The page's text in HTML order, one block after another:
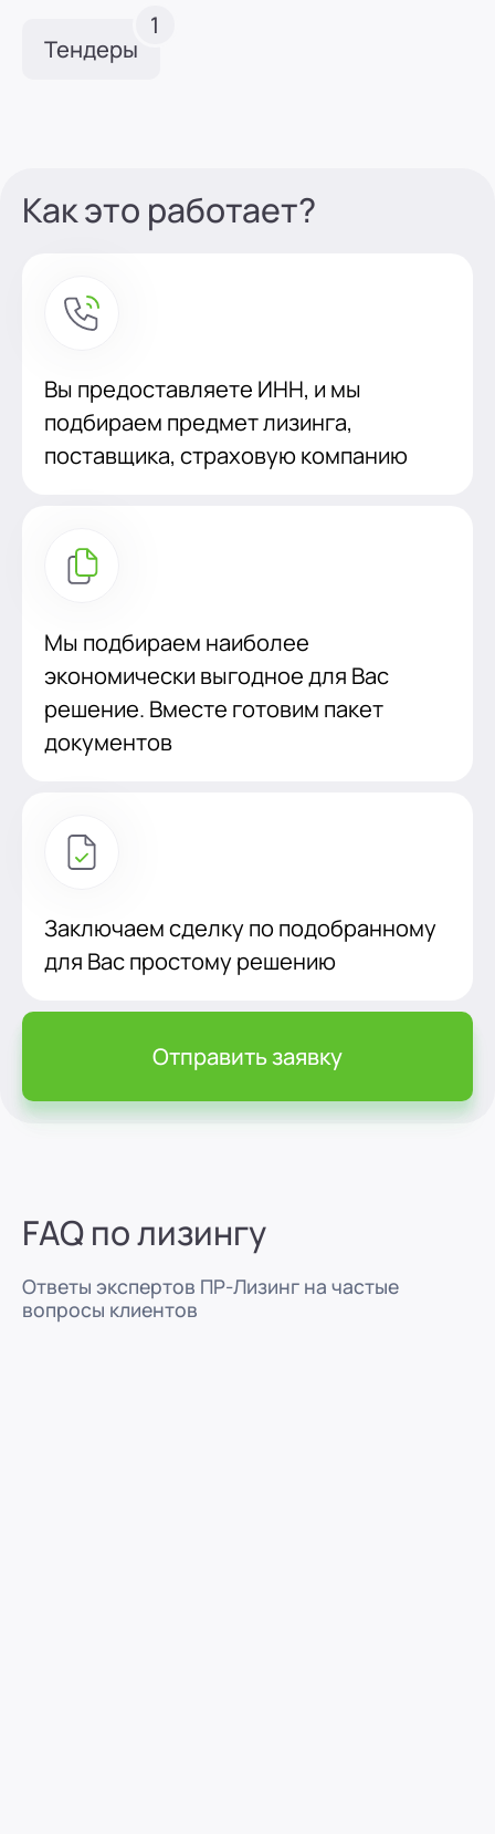
Тендеры
1
Как это работает?
Вы предоставляете ИНН, и мы
подбираем предмет лизинга,
поставщика, страховую компанию
Мы подбираем наиболее
экономически выгодное для Вас
решение. Вместе готовим пакет
документов
Заключаем сделку по подобранному
для Вас простому решению
Отправить заявку
FAQ по лизингу
Ответы экспертов ПР-Лизинг на частые
вопросы клиентов